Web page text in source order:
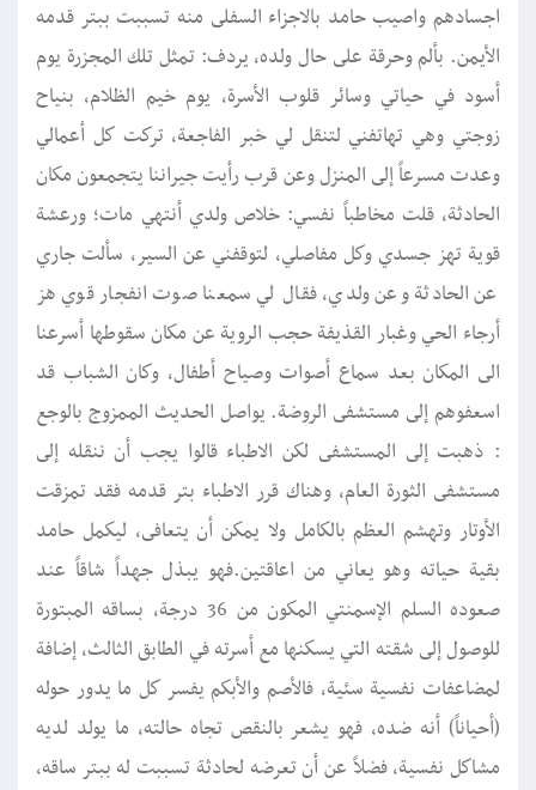
اجسادهم واصيب حامد بالاجزاء السفلى منه تسببت ببتر قدمه
الأيمن. بألم وحرقة على حال ولده، يردف: تمثل تلك المجزرة يوم
أسود في حياتي وسائر قلوب الأسرة، يوم خيم الظلام، بنياح
زوجتي وهي تهاتفني لتنقل لي خبر الفاجعة، تركت كل أعمالي
وعدت مسرعاً إلى المنزل وعن قرب رأيت جيراننا يتجمعون مكان
الحادثة، قلت مخاطباً نفسي: خلاص ولدي أنتهي مات؛ ورعشة
قوية تهز جسدي وكل مفاصلي، لتوقفني عن السير، سألت جاري
عن الحادثة وعن ولدي، فقال لي سمعنا صوت انفجار قوي هز
أرجاء الحي وغبار القذيفة حجب الروية عن مكان سقوطها أسرعنا
الى المكان بعد سماع أصوات وصياح أطفال، وكان الشباب قد
اسعفوهم إلى مستشفى الروضة. يواصل الحديث الممزوج بالوجع
: ذهبت إلى المستشفى لكن الاطباء قالوا يجب أن ننقله إلى
مستشفى الثورة العام، وهناك قرر الاطباء بتر قدمه فقد تمزقت
الأوتار وتهشم العظم بالكامل ولا يمكن أن يتعافى، ليكمل حامد
بقية حياته وهو يعاني من اعاقتين.فهو يبذل جهداً شاقاً عند
صعوده السلم الإسمنتي المكون من 36 درجة، بساقه المبتورة
للوصول إلى شقته التي يسكنها مع أسرته في الطابق الثالث، إضافة
لمضاعفات نفسية سئية، فالأصم والأبكم يفسر كل ما يدور حوله
(أحياناً) أنه ضده، فهو يشعر بالنقص تجاه حالته، ما يولد لديه
مشاكل نفسية، فضلاً عن أن تعرضه لحادثة تسببت له ببتر ساقه،